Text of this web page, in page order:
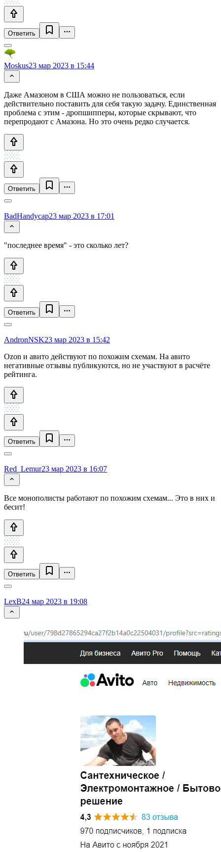
Ответить
Moskus23 мар 2023 в 15:44
Даже Амазоном в США можно не пользоваться, если
действительно поставить для себя такую задачу. Единственная
проблема с этим - дропшипперы, которые скрывают, что
перепродают с Амазона. Но это очень редко случается.
Ответить
BadHandycap23 мар 2023 в 17:01
"последнее время" - это сколько лет?
Ответить
AndronNSK23 мар 2023 в 15:42
Ozon и авито действуют по похожим схемам. На авито
негативные отзывы публикуются, но не участвуют в расчёте
рейтинга.
Ответить
Red_Lemur23 мар 2023 в 16:07
Все монополисты работают по похожим схемам... Это в них и
бесит!
Ответить
LexB24 мар 2023 в 19:08